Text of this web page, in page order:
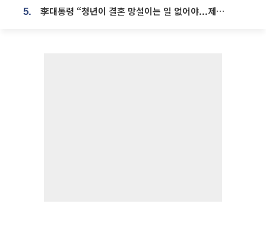
5. 李대통령 “청년이 결혼 망설이는 일 없어야...제도상 불이익 조사”